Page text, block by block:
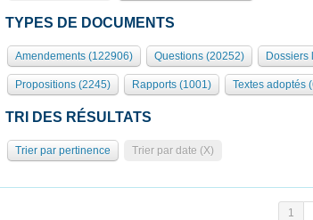
TYPES DE DOCUMENTS
Amendements (122906) Questions (20252) Dossiers
Propositions (2245) Rapports (1001) Textes adoptés
TRI DES RÉSULTATS
Trier par pertinence Trier par date (X)
1